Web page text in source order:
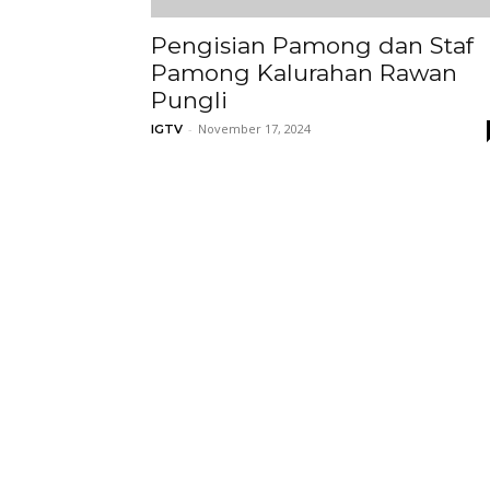
Pengisian Pamong dan Staf
Pamong Kalurahan Rawan
Pungli
IGTV - November 17, 2024